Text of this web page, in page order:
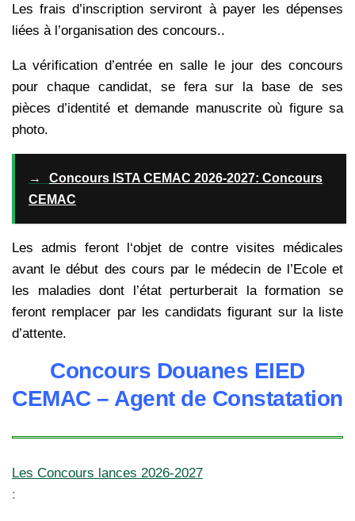
Les frais d’inscription serviront à payer les dépenses
liées à l’organisation des concours..
La vérification d’entrée en salle Ie jour des concours
pour chaque candidat, se fera sur la base de ses
pièces d’identité et demande manuscrite où figure sa
photo.
→
Concours ISTA CEMAC 2026-2027: Concours
CEMAC
Les admis feront l‘objet de contre visites médicales
avant le début des cours par le médecin de l’Ecole et
les maladies dont l’état perturberait la formation se
feront remplacer par les candidats figurant sur la liste
d’attente.
Concours Douanes EIED
CEMAC – Agent de Constatation
Les Concours lances 2026-2027
: